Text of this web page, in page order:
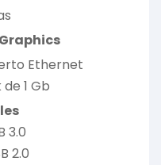
Ethernet
1 Gb
3.0
2.0